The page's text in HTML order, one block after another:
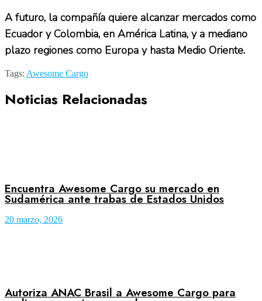
A futuro, la compañía quiere alcanzar mercados como
Ecuador y Colombia, en América Latina, y a mediano
plazo regiones como Europa y hasta Medio Oriente.
Tags: Awesome Cargo
Noticias Relacionadas
Encuentra Awesome Cargo su mercado en
Sudamérica ante trabas de Estados Unidos
20 marzo, 2026
Autoriza ANAC Brasil a Awesome Cargo para